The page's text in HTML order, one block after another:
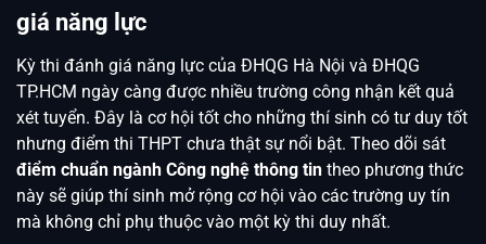
giá năng lực
Kỳ thi đánh giá năng lực của ĐHQG Hà Nội và ĐHQG
TP.HCM ngày càng được nhiều trường công nhận kết quả
xét tuyển. Đây là cơ hội tốt cho những thí sinh có tư duy tốt
nhưng điểm thi THPT chưa thật sự nổi bật. Theo dõi sát
điểm chuẩn ngành Công nghệ thông tin theo phương thức
này sẽ giúp thí sinh mở rộng cơ hội vào các trường uy tín
mà không chỉ phụ thuộc vào một kỳ thi duy nhất.